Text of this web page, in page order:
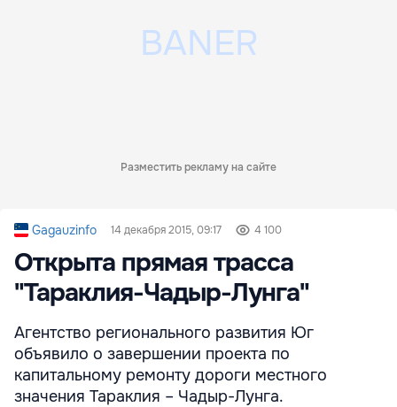
Разместить рекламу на сайте
Gagauzinfo 14 декабря 2015, 09:17 4 100
Открыта прямая трасса
"Тараклия-Чадыр-Лунга"
Агентство регионального развития Юг
объявило о завершении проекта по
капитальному ремонту дороги местного
значения Тараклия – Чадыр-Лунга.